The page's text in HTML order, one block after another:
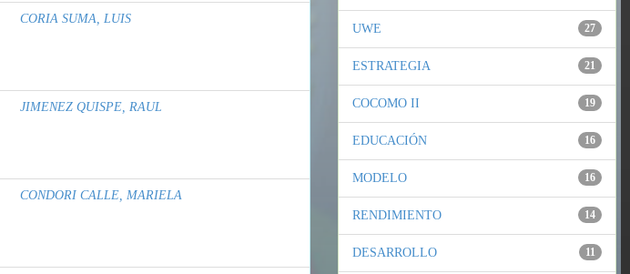
CORIA SUMA, LUIS
JIMENEZ QUISPE, RAUL
CONDORI CALLE, MARIELA
27
UWE
21
ESTRATEGIA
19
COCOMO II
16
EDUCACIÓN
16
MODELO
14
RENDIMIENTO
11
DESARROLLO